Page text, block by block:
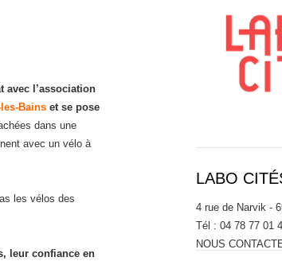
avec l’association
Bains et se pose
dans une
avec un vélo à
les vélos des
leur confiance en
LABO
4 rue de Narvik -
Tél : 04 78 77 01
NOUS